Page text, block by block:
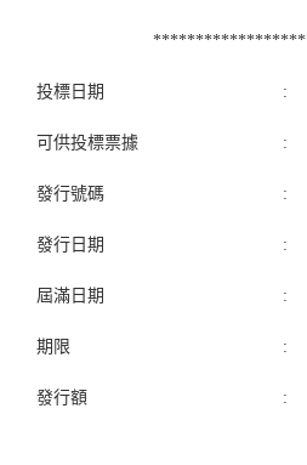
投標日期 :
可供投標票據 :
發行號碼 :
發行日期 :
屆滿日期 :
期限 :
發行額 :